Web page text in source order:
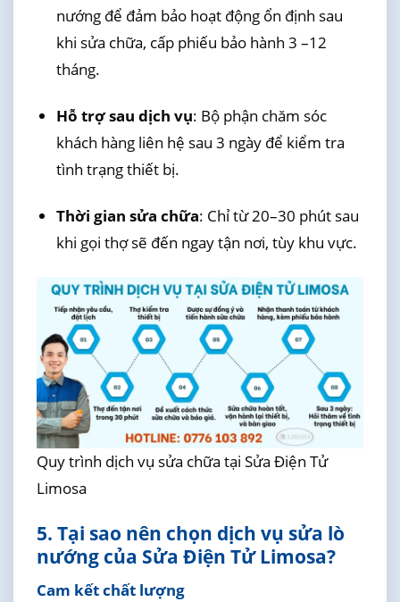
nướng để đảm bảo hoạt động ổn định sau
khi sửa chữa, cấp phiếu bảo hành 3 –12
tháng.
Hỗ trợ sau dịch vụ: Bộ phận chăm sóc
khách hàng liên hệ sau 3 ngày để kiểm tra
tình trạng thiết bị.
Thời gian sửa chữa: Chỉ từ 20–30 phút sau
khi gọi thợ sẽ đến ngay tận nơi, tùy khu vực.
Quy trình dịch vụ sửa chữa tại Sửa Điện Tử
Limosa
5. Tại sao nên chọn dịch vụ sửa lò
nướng của Sửa Điện Tử Limosa?
Cam kết chất lượng